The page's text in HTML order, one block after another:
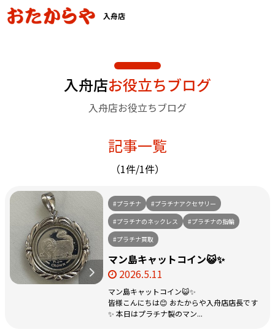
入舟店
入舟店お役立ちブログ
入舟店お役立ちブログ
記事一覧
（1件/1件）
#プラチナ
#プラチナアクセサリー
#プラチナのネックレス
#プラチナの指輪
#プラチナ買取
マン島キャットコイン😺✨
2026.5.11
マン島キャットコイン😺✨
皆様こんにちは😊 おたからや入舟店店長です
✨ 本日はプラチナ製のマン...